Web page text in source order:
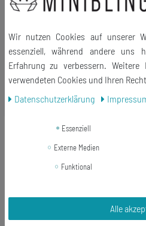
Größe des Anhängers: 80mm
Ähnliche Artikel
Frosch
11,40 € *
In
Wir nutzen Cookies auf unserer
essenziell, während andere uns
Erfahrung zu verbessern.
verwendeten Cookies und Ihren
Daten­schutz­erklärung
Essenziell
Externe Medien
Funktional
Alle